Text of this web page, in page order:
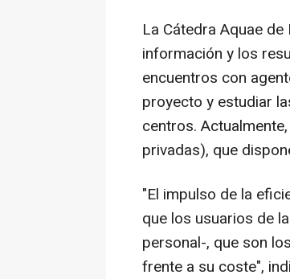
La Cátedra Aquae
información y los
encuentros con
proyecto y estudiar
centros.
privadas), que
"El impulso de la
que los usuarios de
personal-, que son
frente a su coste",